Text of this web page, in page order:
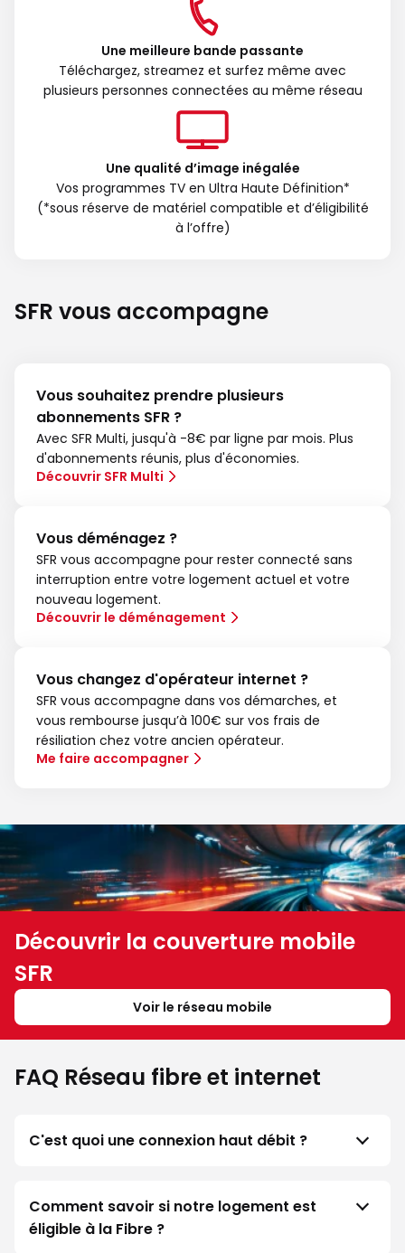
Une meilleure bande passante
Téléchargez, streamez et surfez même avec
plusieurs personnes connectées au même réseau
Une qualité d’image inégalée
Vos programmes TV en Ultra Haute Définition*
(*sous réserve de matériel compatible et d’éligibilité
à l’offre)
SFR vous accompagne
Vous souhaitez prendre plusieurs
abonnements SFR ?
Avec SFR Multi, jusqu'à -8€ par ligne par mois. Plus
d'abonnements réunis, plus d'économies.
Découvrir SFR Multi
Vous déménagez ?
SFR vous accompagne pour rester connecté sans
interruption entre votre logement actuel et votre
nouveau logement.
Découvrir le déménagement
Vous changez d'opérateur internet ?
SFR vous accompagne dans vos démarches, et
vous rembourse jusqu’à 100€ sur vos frais de
résiliation chez votre ancien opérateur.
Me faire accompagner
Découvrir la couverture mobile
SFR
Voir le réseau mobile
FAQ Réseau fibre et internet
C'est quoi une connexion haut débit ?
Comment savoir si notre logement est
éligible à la Fibre ?